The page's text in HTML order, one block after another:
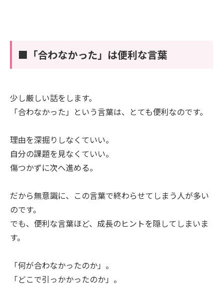
■「合わなかった」は便利な言葉
少し厳しい話をします。
「合わなかった」という言葉は、とても便利なのです。
理由を深掘りしなくていい。
自分の課題を見なくていい。
傷つかずに次へ進める。
だから無意識に、この言葉で終わらせてしまう人が多い
のです。
でも、便利な言葉ほど、成長のヒントを隠してしまいま
す。
「何が合わなかったのか」。
「どこで引っかかったのか」。